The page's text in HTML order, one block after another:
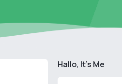
Hallo, It's Me